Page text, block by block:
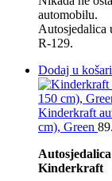
automobilu.
Autosjedalica
R-129.
Dodaj u
Kinderkraft
cm), Green
Kinderkraft